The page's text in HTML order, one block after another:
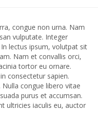
congue non urna. Nam
vulputate. Integer
lectus ipsum, volutpat sit
Nam et convallis orci,
tortor eu ornare.
consectetur sapien.
congue libero vitae
purus et accumsan.
ultricies iaculis eu, auctor